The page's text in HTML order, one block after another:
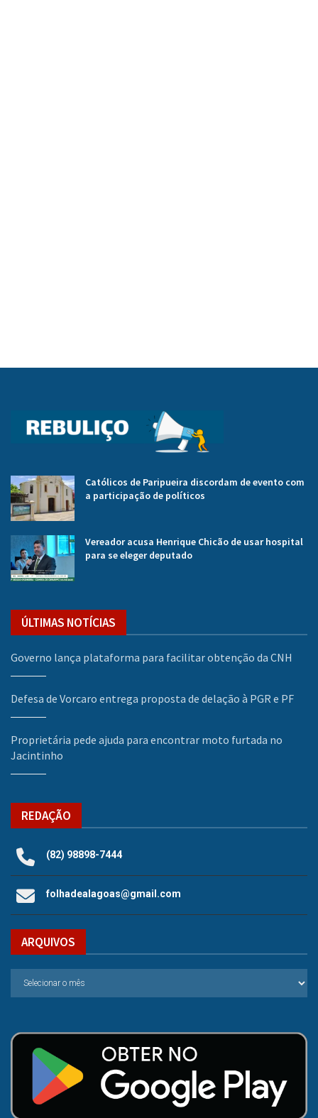
Católicos de Paripueira discordam de evento com
a participação de políticos
Vereador acusa Henrique Chicão de usar hospital
para se eleger deputado
ÚLTIMAS NOTÍCIAS
Governo lança plataforma para facilitar obtenção da CNH
Defesa de Vorcaro entrega proposta de delação à PGR e PF
Proprietária pede ajuda para encontrar moto furtada no
Jacintinho
REDAÇÃO
(82) 98898-7444
folhadealagoas@gmail.com
ARQUIVOS